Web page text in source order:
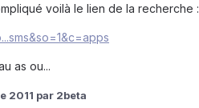
voilà le lien de la recherche :
as ou...
2011 par 2beta